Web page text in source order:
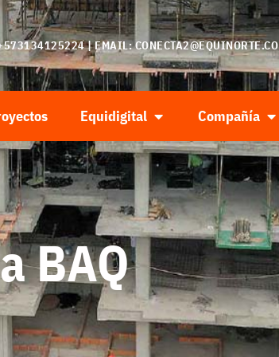
+573134125224 | EMAIL:CONECTA2@EQUINORTE.CO
Equidigital Compañía
BAQ